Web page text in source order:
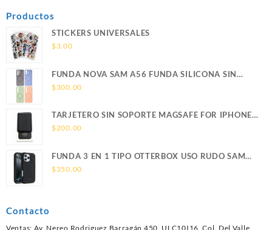
Productos
STICKERS UNIVERSALES
$3.00
FUNDA NOVA SAM A56 FUNDA SILICONA SIN
SOPORTE MAGNETICO SAMSUNG
$300.00
TARJETERO SIN SOPORTE MAGSAFE FOR IPHONE
LEATHER WALLET MAGSAFE
$200.00
FUNDA 3 EN 1 TIPO OTTERBOX USO RUDO SAM
S26 ULTRA SAMSUNG S26 ULTRA
$350.00
Contacto
Ventas: Av. Nereo Rodriguez Barragán 450, ULC10I16, Col. Del Valle,